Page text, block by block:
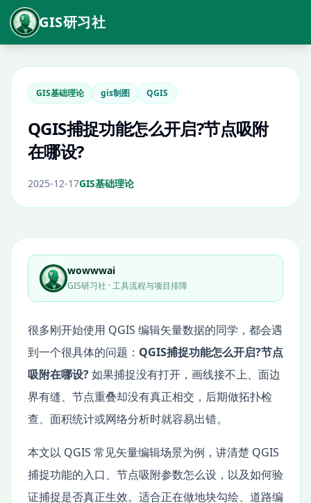
GIS研习社
GIS基础理论 gis制图 QGIS
QGIS捕捉功能怎么开启?节点吸附
在哪设?
2025-12-17GIS基础理论
wowwwai
GIS研习社 · 工具流程与项目排障
很多刚开始使用 QGIS 编辑矢量数据的同学，都会遇
到一个很具体的问题： QGIS捕捉功能怎么开启?节点
吸附在哪设?如果捕捉没有打开，画线接不上、面边
界有缝、节点重叠却没有真正相交，后期做拓扑检
查、面积统计或网络分析时就容易出错。
本文以 QGIS 常见矢量编辑场景为例，讲清楚 QGIS
捕捉功能的入口、节点吸附参数怎么设，以及如何验
证捕捉是否真正生效。适合正在做地块勾绘、道路编